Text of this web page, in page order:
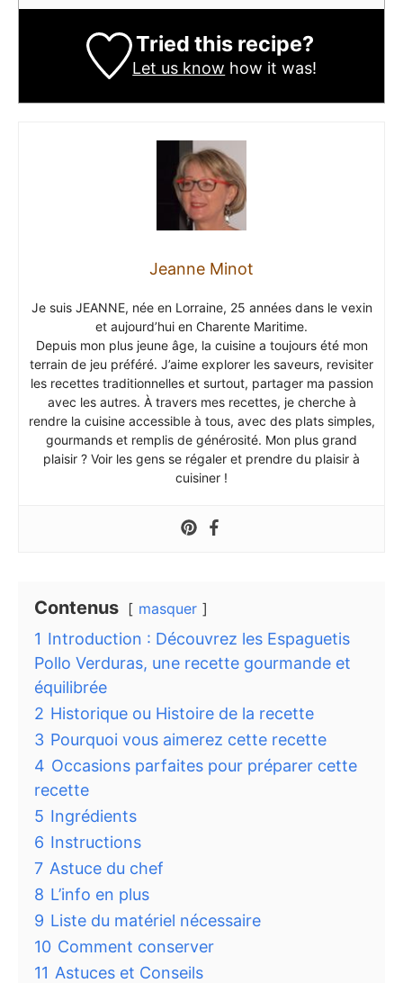
Tried this recipe?
Let us know how it was!
Jeanne Minot
Je suis JEANNE, née en Lorraine, 25 années dans le vexin
et aujourd’hui en Charente Maritime.
Depuis mon plus jeune âge, la cuisine a toujours été mon
terrain de jeu préféré. J’aime explorer les saveurs, revisiter
les recettes traditionnelles et surtout, partager ma passion
avec les autres. À travers mes recettes, je cherche à
rendre la cuisine accessible à tous, avec des plats simples,
gourmands et remplis de générosité. Mon plus grand
plaisir ? Voir les gens se régaler et prendre du plaisir à
cuisiner !
Contenus masquer
1 Introduction : Découvrez les Espaguetis
Pollo Verduras, une recette gourmande et
équilibrée
2 Historique ou Histoire de la recette
3 Pourquoi vous aimerez cette recette
4 Occasions parfaites pour préparer cette
recette
5 Ingrédients
6 Instructions
7 Astuce du chef
8 L’info en plus
9 Liste du matériel nécessaire
10 Comment conserver
11 Astuces et Conseils